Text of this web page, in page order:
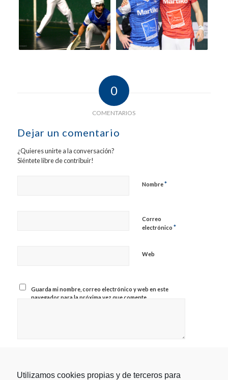
0
COMENTARIOS
Dejar un comentario
¿Quieres unirte a la conversación?
Siéntete libre de contribuir!
Nombre*
Correo
electrónico *
Web
Guarda mi nombre, correo electrónico y web en este
navegador para la próxima vez que comente.
Utilizamos cookies propias y de terceros para